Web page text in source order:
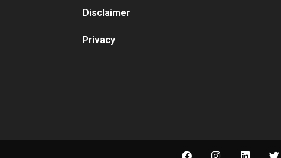
Disclaimer
Privacy